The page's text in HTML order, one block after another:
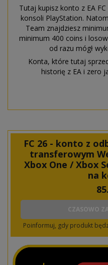
Tutaj kupisz konto z EA
konsoli PlayStation.
Team znajdziesz
minimum 400 coins i
od razu mógł
Konta, które tutaj
historię z EA i zero
FC 26 - konto z
transferowym
Xbox One / Xbox
na
CZASOWO
Poinformuj, gdy produkt